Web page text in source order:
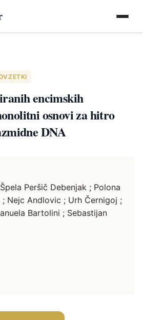
encimskih
osnovi za hitro
DNA
Peršič Debenjak ; Polona
Nejc Andlovic ; Urh Černigoj ;
Bartolini ; Sebastijan